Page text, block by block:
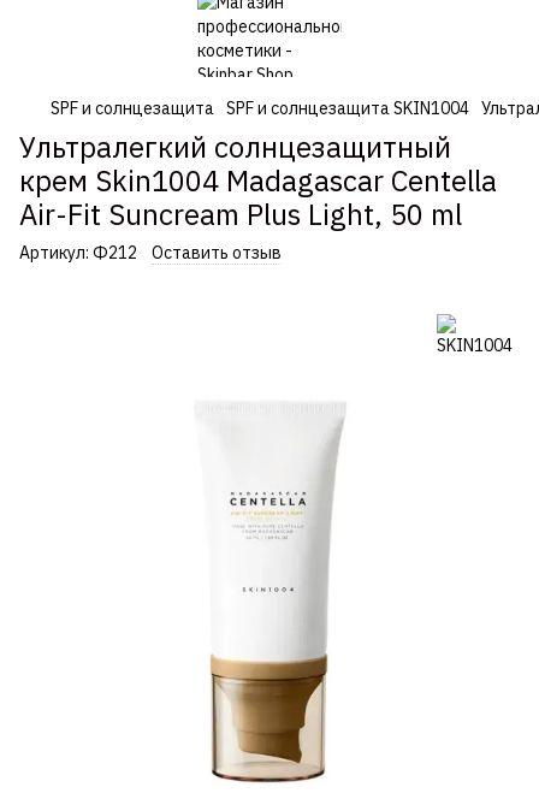
SPF и солнцезащита SPF и солнцезащита SKIN1004
Ультралегкий солнцезащитный
крем Skin1004 Madagascar Centella
Air-Fit Suncream Plus Light, 50 ml
Артикул: Ф212 Оставить отзыв